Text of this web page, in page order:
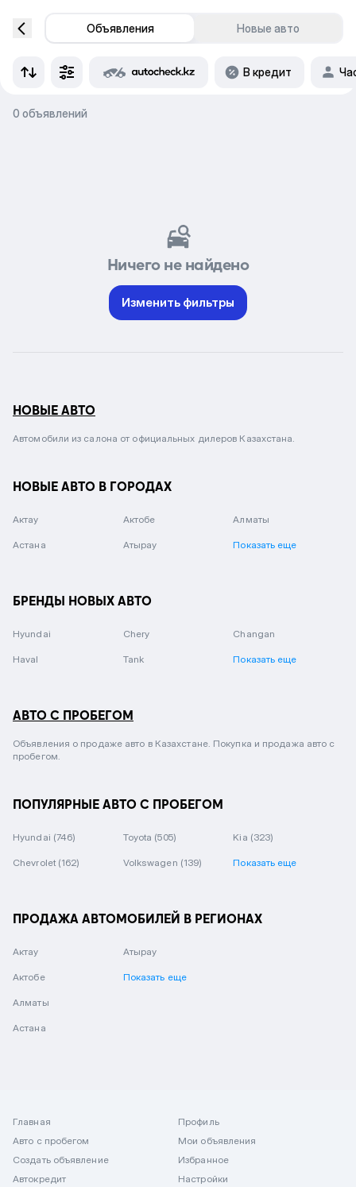
Объявления Новые авто
В кредит
0 объявлений
Ничего не найдено
Изменить фильтры
НОВЫЕ АВТО
Автомобили из салона от официальных дилеров Казахстана.
НОВЫЕ АВТО В ГОРОДАХ
Актау Актобе Алматы
Астана Атырау Показать еще
БРЕНДЫ НОВЫХ АВТО
Hyundai Chery Changan
Haval Tank Показать еще
АВТО С ПРОБЕГОМ
Объявления о продаже авто в Казахстане. Покупка и продажа авто с
пробегом.
ПОПУЛЯРНЫЕ АВТО С ПРОБЕГОМ
Hyundai (746) Toyota (505) Kia (323)
Chevrolet (162) Volkswagen (139) Показать еще
ПРОДАЖА АВТОМОБИЛЕЙ В РЕГИОНАХ
Актау
Актобе
Алматы
Астана
Атырау
Показать еще
Главная
Авто с пробегом
Создать объявление
Автокредит
Профиль
Мои объявления
Избранное
Настройки